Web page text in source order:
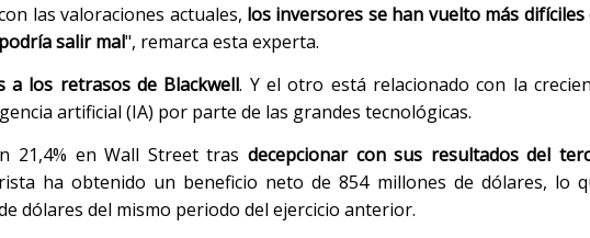
las valoraciones actuales, los inversores se han vuelto más difíciles
salir mal", remarca esta experta.
los retrasos de Blackwell. Y el otro está relacionado con la
artificial (IA) por parte de las grandes tecnológicas.
21,4% en Wall Street tras decepcionar con sus resultados del
ha obtenido un beneficio neto de 854 millones de dólares, lo
dólares del mismo periodo del ejercicio anterior.